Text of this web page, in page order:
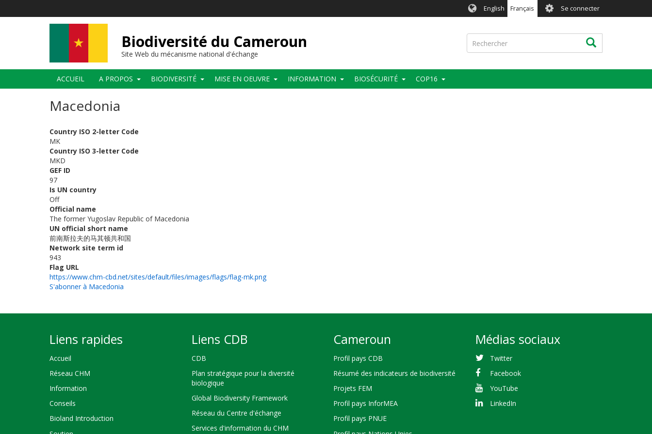
English Français User
account
menu
Se connecter
Biodiversité du Cameroun
Site Web du mécanisme national d'échange
Rechercher Rechercher
Main
navigation
ACCUEIL A PROPOS BIODIVERSITÉ MISE EN OEUVRE INFORMATION BIOSÉCURITÉ COP16
Macedonia
Country ISO 2-letter Code
MK
Country ISO 3-letter Code
MKD
GEF ID
97
Is UN country
Off
Official name
The former Yugoslav Republic of Macedonia
UN official short name
前南斯拉夫的马其顿共和国
Network site term id
943
Flag URL
https://www.chm-cbd.net/sites/default/files/images/flags/flag-mk.png
S'abonner à Macedonia
Liens rapides
Accueil
Réseau CHM
Information
Conseils
Bioland Introduction
Liens CDB
CDB
Plan stratégique pour la diversité
biologique
Global Biodiversity Framework
Réseau du Centre d'échange
Services d'information du CHM
Cameroun
Profil pays CDB
Résumé des indicateurs de biodiversité
Projets FEM
Profil pays InforMEA
Profil pays PNUE
Médias sociaux
Twitter
Facebook
YouTube
LinkedIn